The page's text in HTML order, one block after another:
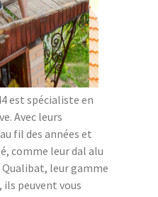
est spécialiste en
Avec leurs
fil des années et
comme leur dal alu
leur gamme
ils peuvent vous